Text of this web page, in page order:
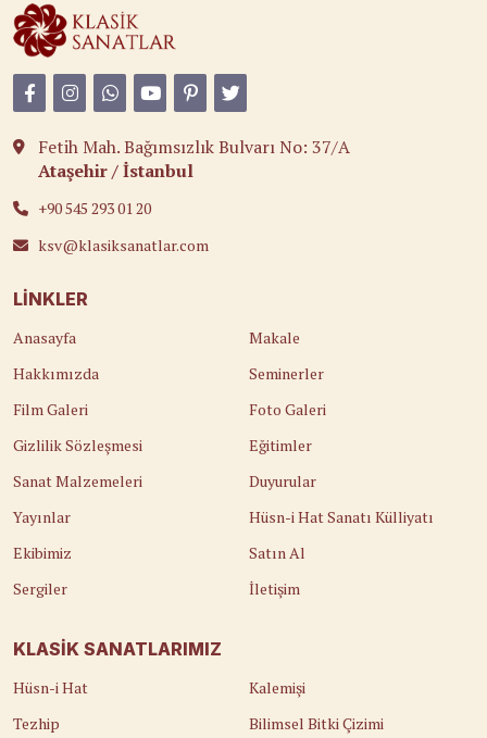
Fetih Mah. Bağımsızlık Bulvarı No: 37/A
Ataşehir / İstanbul
+90 545 293 01 20
ksv@klasiksanatlar.com
LINKLER
Anasayfa
Hakkımızda
Film Galeri
Gizlilik Sözleşmesi
Sanat Malzemeleri
Yayınlar
Ekibimiz
Sergiler
Makale
Seminerler
Foto Galeri
Eğitimler
Duyurular
Hüsn-i Hat Sanatı Külliyatı
Satın Al
İletişim
KLASIK SANATLARIMIZ
Hüsn-i Hat
Tezhip
Kalemişi
Bilimsel Bitki Çizimi